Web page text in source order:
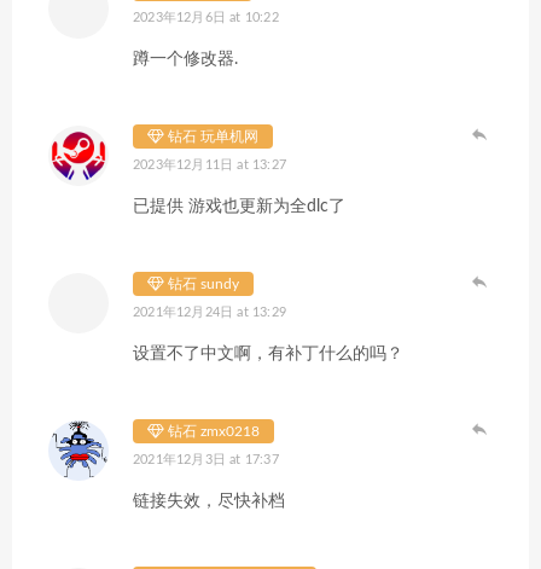
2023年12月6日 at 10:22
蹲一个修改器.
钻石 玩单机网
2023年12月11日 at 13:27
已提供 游戏也更新为全dlc了
钻石 sundy
2021年12月24日 at 13:29
设置不了中文啊，有补丁什么的吗？
钻石 zmx0218
2021年12月3日 at 17:37
链接失效，尽快补档